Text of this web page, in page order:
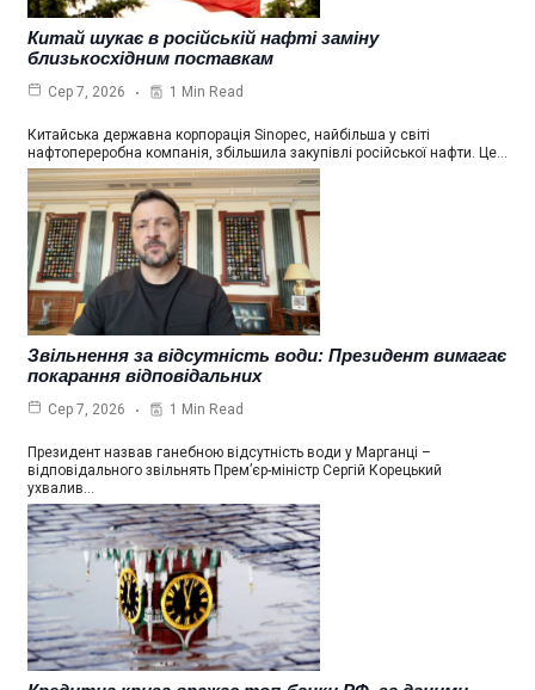
Китай шукає в російській нафті заміну
близькосхідним поставкам
Сер 7, 2026 1 Min Read
Китайська державна корпорація Sinopec, найбільша у світі
нафтопереробна компанія, збільшила закупівлі російської нафти. Це…
Звільнення за відсутність води: Президент вимагає
покарання відповідальних
Сер 7, 2026 1 Min Read
Президент назвав ганебною відсутність води у Марганці –
відповідального звільнять Прем’єр-міністр Сергій Корецький
ухвалив…